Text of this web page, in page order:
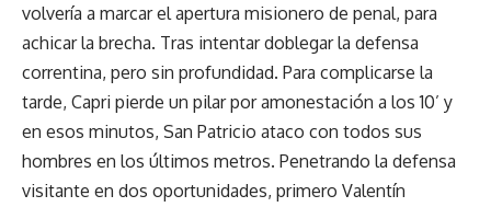
volvería a marcar el apertura misionero de penal, para
achicar la brecha. Tras intentar doblegar la defensa
correntina, pero sin profundidad. Para complicarse la
tarde, Capri pierde un pilar por amonestación a los 10’ y
en esos minutos, San Patricio ataco con todos sus
hombres en los últimos metros. Penetrando la defensa
visitante en dos oportunidades, primero Valentín